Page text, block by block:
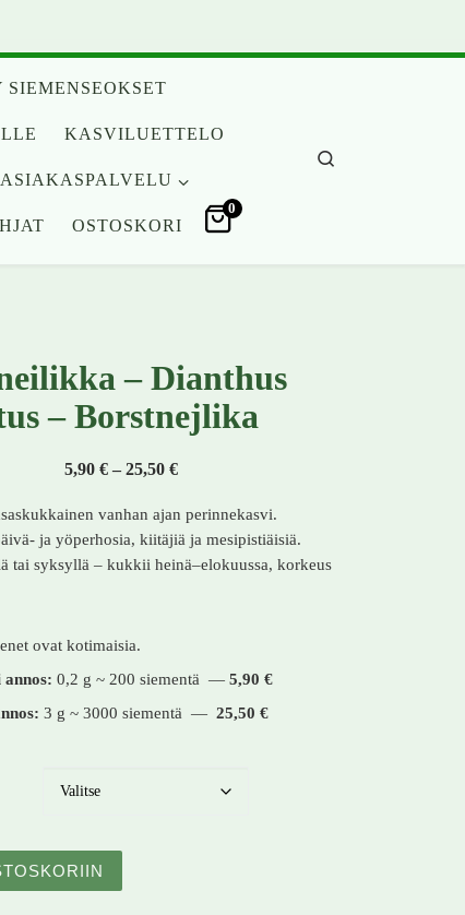
KASVILUETTELO
ASIAKASPALVELU
OSTOSKORI
0
– Dianthus
– Borstnejlika
5,90 € – 25,50 €Hintaluokka: 5,90 € - 25,50 €
vanhan ajan perinnekasvi.
ja yöperhosia, kiitäjiä ja mesipistiäisiä.
tai syksyllä – kukkii heinä–elokuussa, korkeus
ovat kotimaisia.
annos: 0,2 g ~ 200 siementä — 5,90 €
3 g ~ 3000 siementä — 25,50 €